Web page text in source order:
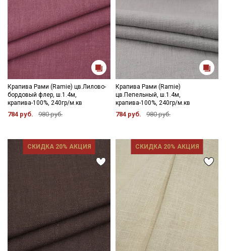
Крапива Рами (Ramie) цв.Лилово-
бордовый флер, ш.1.4м,
крапива-100%, 240гр/м.кв
784 руб. 980 руб.
Крапива Рами (Ramie)
цв.Пепельный, ш.1.4м,
крапива-100%, 240гр/м.кв
784 руб. 980 руб.
СКИДКА 20% АКЦИЯ СКИДКА 20% АКЦИЯ